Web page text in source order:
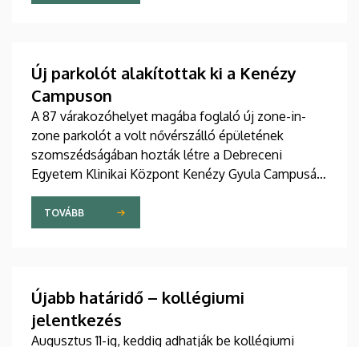
ünnepélyes keretek között az Elnöki Hivatalban.
Új parkolót alakítottak ki a Kenézy
Campuson
A 87 várakozóhelyet magába foglaló új zone-in-
zone parkolót a volt nővérszálló épületének
szomszédságában hozták létre a Debreceni
Egyetem Klinikai Központ Kenézy Gyula Campusán.
Az új területet várhatóan augusztusban nyitják meg
a járművek előtt.
TOVÁBB
Újabb határidő – kollégiumi
jelentkezés
Augusztus 11-ig, keddig adhatják be kollégiumi